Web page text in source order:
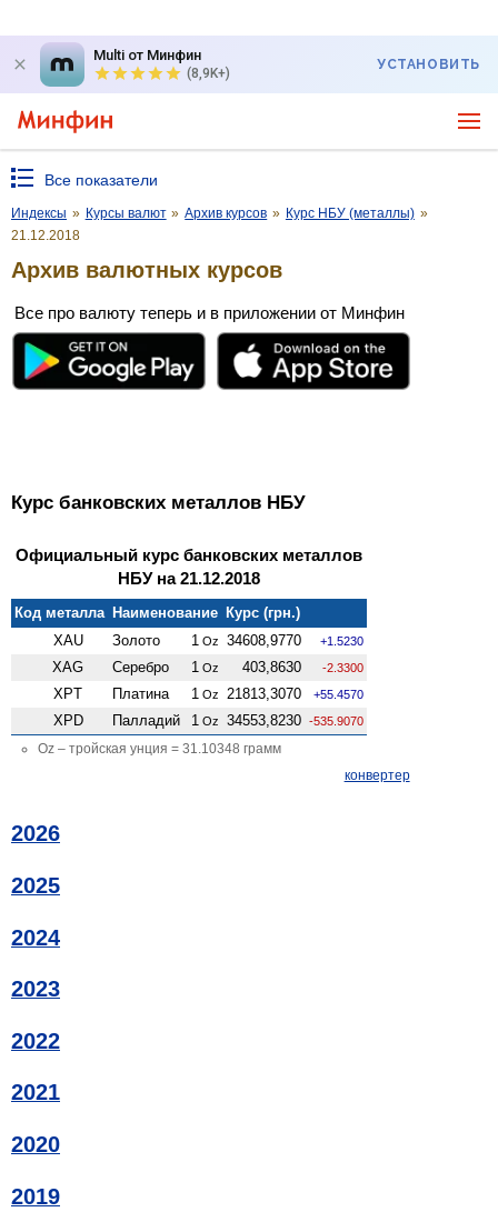
Multi от Минфин
(8,9K+)
УСТАНОВИТЬ
Все показатели
Индексы » Курсы валют » Архив курсов » Курс НБУ (металлы) »
21.12.2018
Архив валютных курсов
Все про валюту теперь и в приложении от Минфин
Курс банковских металлов НБУ
Официальный курс банковских металлов
НБУ на 21.12.2018
Код металла Наименование Курс (грн.)
XAU
Золото 1 Oz 34608,9770 +1.5230
XAG Серебро 1 Oz 403,8630 -2.3300
XPT Платина 1 Oz 21813,3070 +55.4570
XPD Палладий 1 Oz 34553,8230 -535.9070
Oz – тройская унция = 31.10348 грамм
конвертер
2026
2025
2024
2023
2022
2021
2020
2019